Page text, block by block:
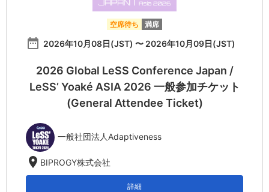
空席待ち 満席
date_range 2026年10月08日(JST) 〜 2026年10月09日(JST)
2026 Global LeSS Conference Japan /
LeSS’ Yoaké ASIA 2026 一般参加チケット
(General Attendee Ticket)
一般社団法人Adaptiveness
location_on BIPROGY株式会社
詳細